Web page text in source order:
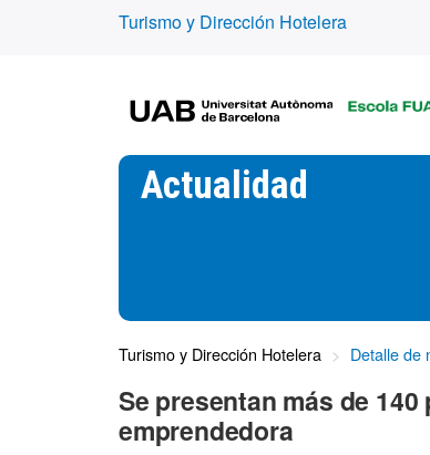
Turismo y Dirección Hotelera
Actualidad
Turismo y Dirección Hotelera Detalle de
Se presentan más de
emprendedora